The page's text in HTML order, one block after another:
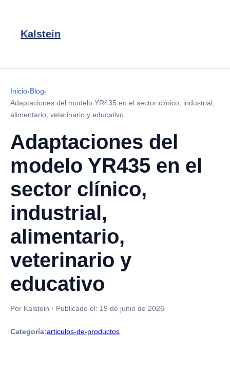
Kalstein
Inicio›Blog›
Adaptaciones del modelo YR435 en el sector clínico, industrial,
alimentario, veterinario y educativo
Adaptaciones del
modelo YR435 en el
sector clínico,
industrial,
alimentario,
veterinario y
educativo
Por Kalstein · Publicado el: 19 de junio de 2026
Categoría:articulos-de-productos